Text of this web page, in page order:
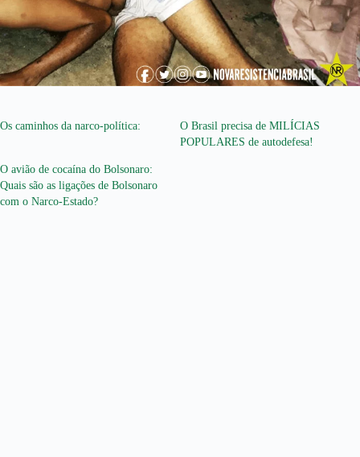
Os caminhos da narco-política:
O Brasil precisa de MILÍCIAS
POPULARES de autodefesa!
O avião de cocaína do Bolsonaro:
Quais são as ligações de Bolsonaro
com o Narco-Estado?